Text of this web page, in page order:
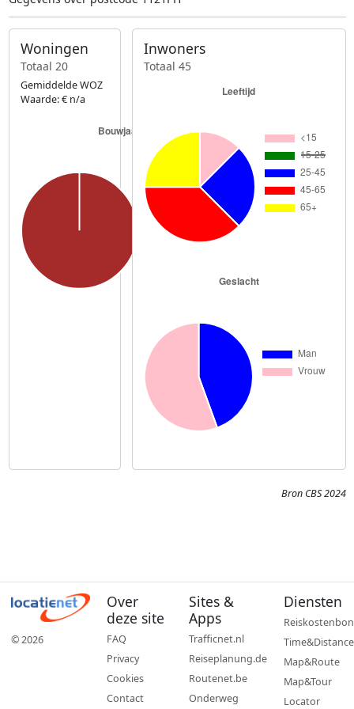
Woningen
Totaal 20
Gemiddelde WOZ
Waarde: € n/a
Inwoners
Totaal 45
Bron CBS 2024
© 2026
Over
deze site
FAQ
Privacy
Cookies
Contact
Sites &
Apps
Trafficnet.nl
Reiseplanung.de
Routenet.be
Onderweg
Diensten
Reiskostenbon
Time&Distance
Map&Route
Map&Tour
Locator